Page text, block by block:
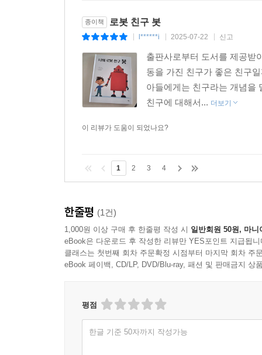
종이책 로봇 친구 봇
l******i 2025-07-22 신고
출판사로부터 도서를 제공받
동을 가진 친구가 좋은 친구
아들에게는 친구라는 개념을
친구에 대해서... 더보기
이 리뷰가 도움이 되었나요?
1 2 3 4
한줄평 (1건)
1,000원 이상 구매 후 한줄평 작성 시 일반회원 50원, 마니
eBook은 다운로드 후 작성한 리뷰만 YES포인트 지급됩니
클래스는 첫번째 회차 주문확정 시점부터 마지막 회차 주
eBook 페이백, CD/LP, DVD/Blu-ray, 패션 및 판매금지 상
평점
한글 기준 50자까지 작성가능